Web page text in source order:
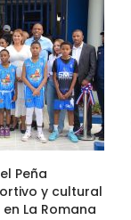
Peña
y cultural
La Romana